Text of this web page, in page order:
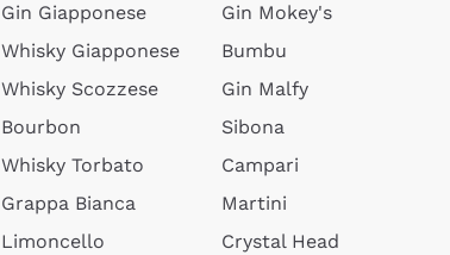
Gin Giapponese
Whisky Giapponese
Whisky Scozzese
Bourbon
Whisky Torbato
Grappa Bianca
Limoncello
Gin Mokey's
Bumbu
Gin Malfy
Sibona
Campari
Martini
Crystal Head